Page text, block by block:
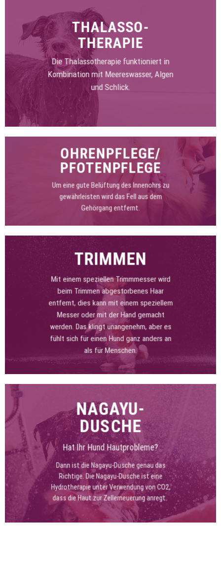
THALASSO-
THERAPIE
Die Thalassotherapie funktioniert in
Kombination mit Meereswasser, Algen
und Schlick.
OHRENPFLEGE/
PFOTENPFLEGE
Um eine gute Belüftung des Innenohrs zu
gewährleisten wird das Fell aus dem
Gehörgang entfernt.
TRIMMEN
Mit einem speziellen Trimmmesser wird
beim Trimmen abgestorbenes Haar
entfernt, dies kann mit einem speziellem
Messer oder mit der Hand gemacht
werden. Das klingt unangenehm, aber es
fühlt sich für einen Hund ganz anders an
als für Menschen.
NAGAYU-
DUSCHE
Hat Ihr Hund Hautprobleme?
Dann ist die Nagayu-Dusche genau das
Richtige. Die Nagayu-Dusche ist eine
Hydrotherapie unter Verwendung von CO2,
dass die Haut zur Zellerneuerung anregt.